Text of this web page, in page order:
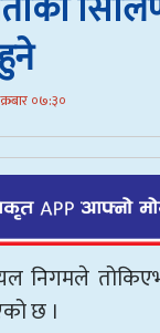
०७:३०
छ ।